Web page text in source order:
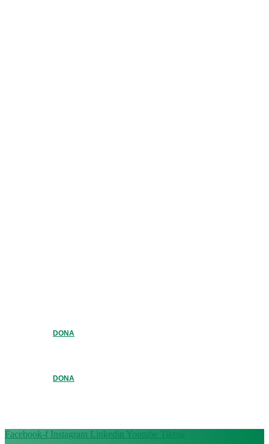
DONA
DONA
Facebook-f Instagram Linkedin Youtube Tiktok